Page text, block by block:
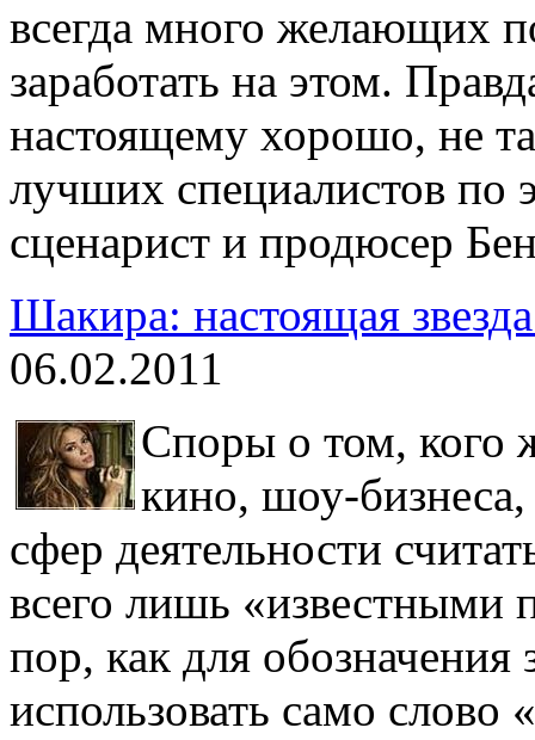
всегда много желающих
заработать на этом.
настоящему хорошо, не
лучших специалистов по
сценарист и продюсер
Шакира: настоящая
06.02.2011
Споры о том, кого
кино, шоу-
сфер деятельности
всего лишь «известными
пор, как для обозначения
использовать само слово